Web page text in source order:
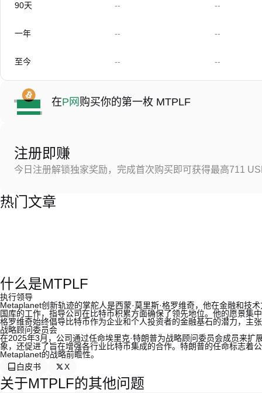
90天 -- --
一年 -- --
至今 -- --
在P网 购买你的第一枚 MTPLF
注册即赚
今日注册解锁独家奖励，完成首次购买即可获得最高711
热门文章
什么是MTPLF
执行领导
Metaplanet创新轨迹的掌舵人是西蒙·莫里斯·格罗维奇，他在金融和技
国库的工作，指导公司在比特币积累方面确保了领先地位。他的愿景集
格罗维奇始终倡导比特币作为企业和个人投资者的金融基石的潜力，主
战略顾问委员会
在2025年3月，公司通过任命埃里克·特朗普为战略顾问委员会成员来
象，还促进了旨在增强各行业比特币集成的合作。特朗普的任命标志着
Metaplanet的战略前瞻性。
白皮书
X
关于MTPLF的其他问题